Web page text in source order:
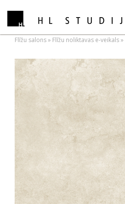
Flīžu salons» Flīžu noliktavas e-veikals»